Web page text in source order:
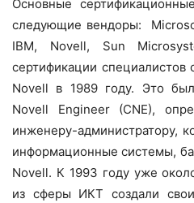
Основные
следующие вендоры:
IBM, Novell, Sun
сертификации специалистов
Novell в 1989 году. Это
Novell Engineer (CNE),
инженеру-администратору,
информационные системы,
Novell. К 1993 году уже
из сферы ИКТ создали